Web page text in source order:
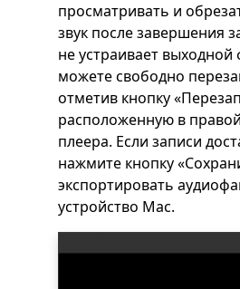
просматривать и
звук после завершения
не устраивает
можете свободно
отметив кнопку
расположенную в
плеера. Если записи
нажмите кнопку
экспортировать
устройство Mac.